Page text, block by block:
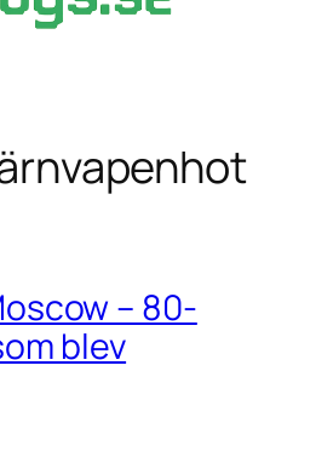
– 80-
blev